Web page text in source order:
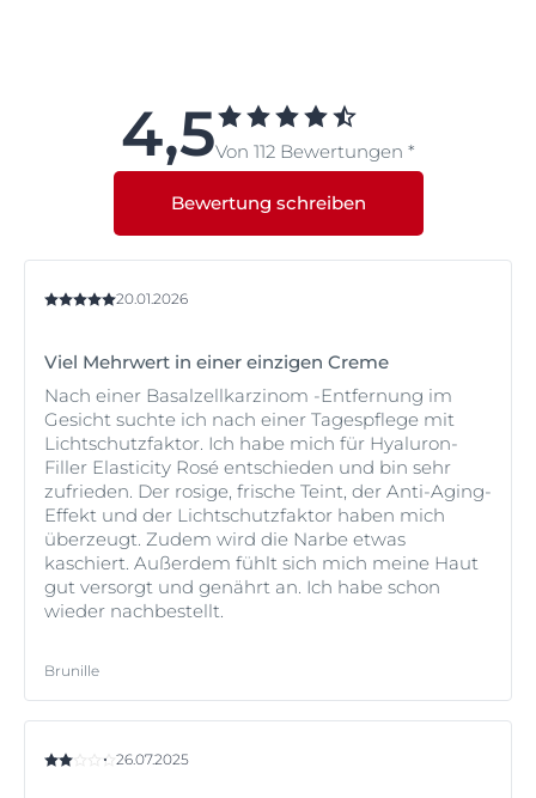
wie feinen Linien und tieferen Falten,
entgegenzuwirken.
4,5Von 112 Bewertungen *
Bewertung schreiben
20.01.2026
Viel Mehrwert in einer einzigen Creme
Nach einer Basalzellkarzinom -Entfernung im
Gesicht suchte ich nach einer Tagespflege mit
Lichtschutzfaktor. Ich habe mich für Hyaluron-
Filler Elasticity Rosé entschieden und bin sehr
zufrieden. Der rosige, frische Teint, der Anti-Aging-
Effekt und der Lichtschutzfaktor haben mich
überzeugt. Zudem wird die Narbe etwas
kaschiert. Außerdem fühlt sich mich meine Haut
gut versorgt und genährt an. Ich habe schon
wieder nachbestellt.
Brunille
26.07.2025